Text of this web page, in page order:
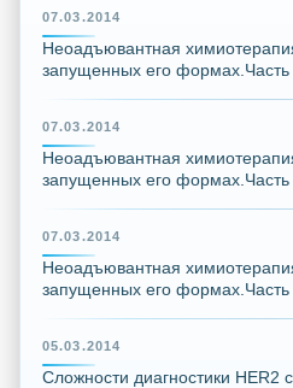
07.03.2014
Неоадъювантная
запущенных его формах.Часть
07.03.2014
Неоадъювантная
запущенных его формах.Часть
07.03.2014
Неоадъювантная
запущенных его формах.Часть
05.03.2014
Сложности диагностики HER2